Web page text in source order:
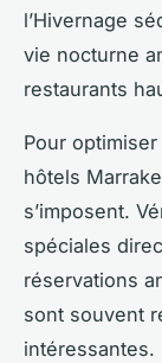
l’Hivernage
vie nocturne
restaurants
Pour
hôtels
s’imposent.
spéciales
réservations
sont souvent
intéressantes.